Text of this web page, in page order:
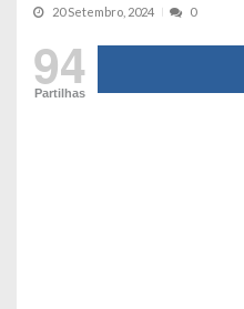
20 Setembro, 2024 0
94
Partilhas